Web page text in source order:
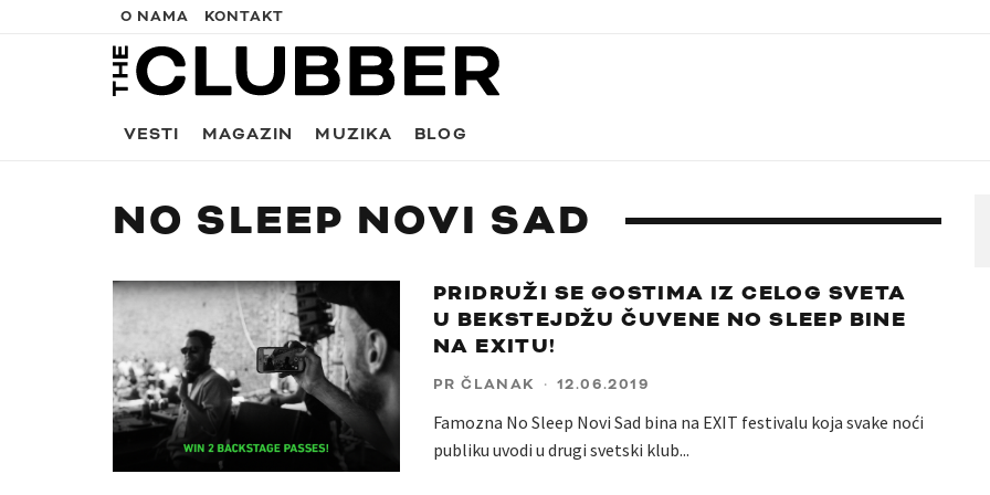
O NAMA KONTAKT
VESTI MAGAZIN MUZIKA BLOG
NO SLEEP NOVI SAD
PRIDRUŽI SE GOSTIMA IZ CELOG SVETA
U BEKSTEJDŽU ČUVENE NO SLEEP BINE
NA EXITU!
PR ČLANAK · 12.06.2019
Famozna No Sleep Novi Sad bina na EXIT festivalu koja svake noći
publiku uvodi u drugi svetski klub...